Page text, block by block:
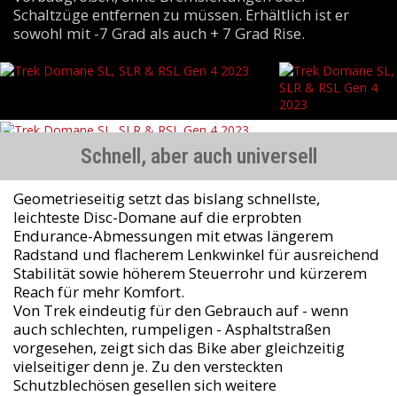
Schaltzüge entfernen zu müssen. Erhältlich ist er
sowohl mit -7 Grad als auch + 7 Grad Rise.
Schnell, aber auch universell
Geometrieseitig setzt das bislang schnellste,
leichteste Disc-Domane auf die erprobten
Endurance-Abmessungen mit etwas längerem
Radstand und flacherem Lenkwinkel für ausreichend
Stabilität sowie höherem Steuerrohr und kürzerem
Reach für mehr Komfort.
Von Trek eindeutig für den Gebrauch auf - wenn
auch schlechten, rumpeligen - Asphaltstraßen
vorgesehen, zeigt sich das Bike aber gleichzeitig
vielseitiger denn je. Zu den versteckten
Schutzblechösen gesellen sich weitere